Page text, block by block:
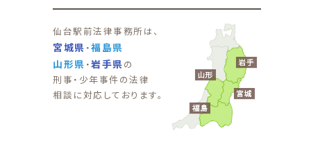
仙台駅前法律事務所は、
宮城県 ・福島県
山形県 ・岩手県の
刑事・少年事件の法律
相談に対応しております。